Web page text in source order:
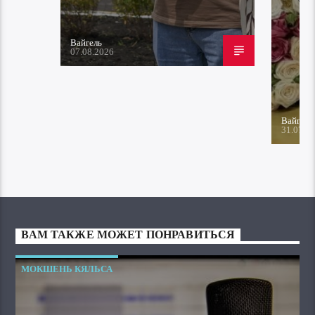
Вайгель
07.08.2026
Вайгель
ВАМ ТАКЖЕ МОЖЕТ ПОНРАВИТЬСЯ
МОКШЕНЬ КЯЛЬСА